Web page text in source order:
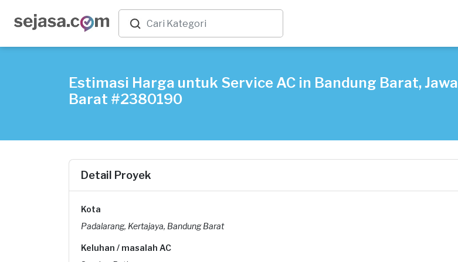
Estimasi Harga untuk Service AC in Bandung Barat, Jawa
Barat #2380190
Detail Proyek
Kota
Padalarang, Kertajaya, Bandung Barat
Keluhan / masalah AC